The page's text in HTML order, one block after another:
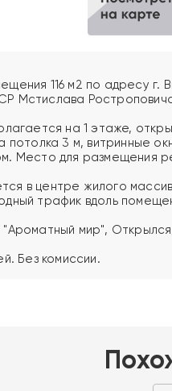
116 м2 по адресу г.
Мстислава
на 1 этаже,
потолка 3 м, витринные
Место для размещения
в центре жилого
трафик вдоль
мир",
Без комиссии.